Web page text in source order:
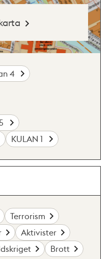
4
KULAN 1
Terrorism
Aktivister
Brott